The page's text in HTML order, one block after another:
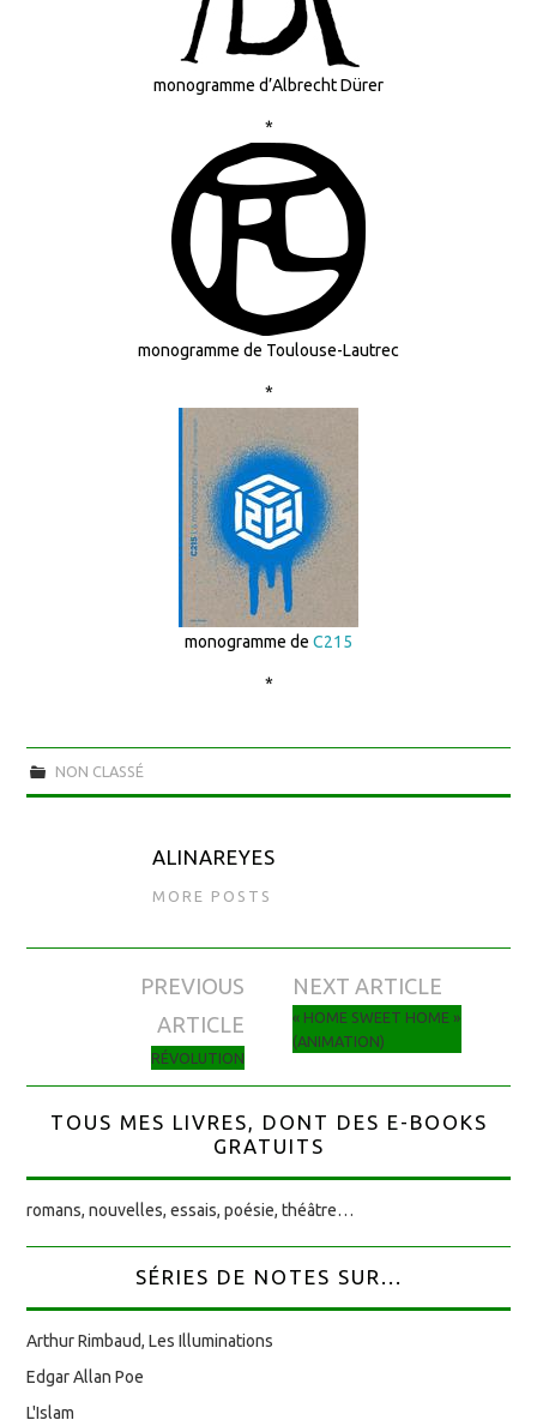
monogramme d’Albrecht Dürer
*
monogramme de Toulouse-Lautrec
*
monogramme de C215
*
NON CLASSÉ
ALINAREYES
MORE POSTS
Navigation des articles
PREVIOUS
ARTICLE
RÉVOLUTION
NEXT ARTICLE
« HOME SWEET HOME »
(ANIMATION)
TOUS MES LIVRES, DONT DES E-BOOKS
GRATUITS
romans, nouvelles, essais, poésie, théâtre…
SÉRIES DE NOTES SUR...
Arthur Rimbaud, Les Illuminations
Edgar Allan Poe
L'Islam